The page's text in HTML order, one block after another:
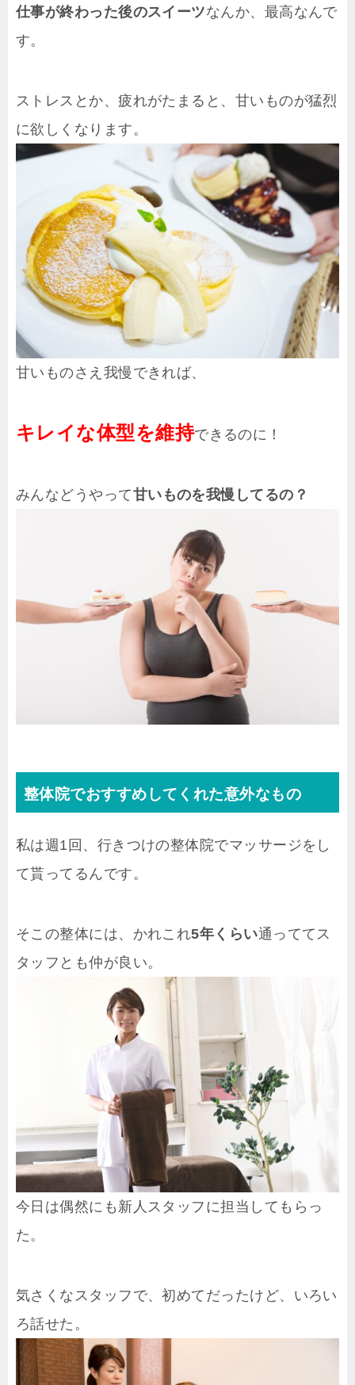
仕事が終わった後のスイーツなんか、最高なんで
す。
ストレスとか、疲れがたまると、甘いものが猛烈
に欲しくなります。
甘いものさえ我慢できれば、
キレイな体型を維持できるのに！
みんなどうやって甘いものを我慢してるの？
整体院でおすすめしてくれた意外なもの
私は週1回、行きつけの整体院でマッサージをし
て貰ってるんです。
そこの整体には、かれこれ5年くらい通っててス
タッフとも仲が良い。
今日は偶然にも新人スタッフに担当してもらっ
た。
気さくなスタッフで、初めてだったけど、いろい
ろ話せた。